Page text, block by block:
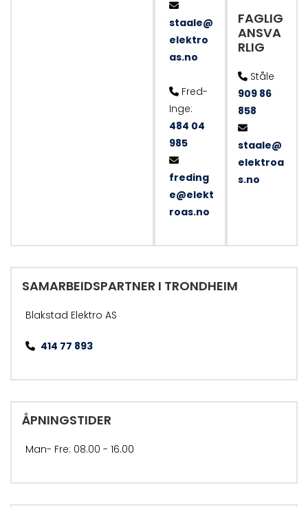

staale@
elektro
as.no
 Fred-
Inge:
484 04
985

freding
e@elekt
roas.no
FAGLIG
ANSVA
RLIG
Ståle
909 86
858

staale@
elektroa
s.no
SAMARBEIDSPARTNER I TRONDHEIM
Blakstad Elektro AS
 414 77 893
ÅPNINGSTIDER
Man- Fre: 08.00 - 16.00